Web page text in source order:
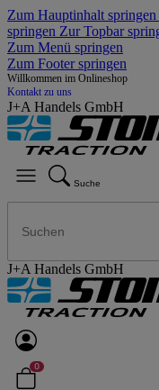
Zum Hauptinhalt springen
springen Zur Topbar
Zum Menü springen
Zum Footer springen
Willkommen im Onlineshop
Kontakt zu uns
J+A Handels GmbH
Suche
J+A Handels GmbH
0